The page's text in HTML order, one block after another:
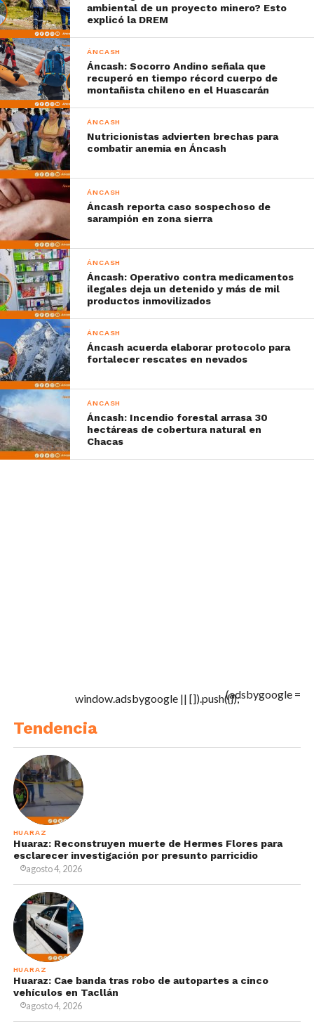
ambiental de un proyecto minero? Esto
explicó la DREM
ÁNCASH
Áncash: Socorro Andino señala que
recuperó en tiempo récord cuerpo de
montañista chileno en el Huascarán
ÁNCASH
Nutricionistas advierten brechas para
combatir anemia en Áncash
ÁNCASH
Áncash reporta caso sospechoso de
sarampión en zona sierra
ÁNCASH
Áncash: Operativo contra medicamentos
ilegales deja un detenido y más de mil
productos inmovilizados
ÁNCASH
Áncash acuerda elaborar protocolo para
fortalecer rescates en nevados
ÁNCASH
Áncash: Incendio forestal arrasa 30
hectáreas de cobertura natural en
Chacas
(adsbygoogle =
window.adsbygoogle || []).push({});
Tendencia
HUARAZ
Huaraz: Reconstruyen muerte de Hermes Flores para
esclarecer investigación por presunto parricidio
agosto 4, 2026
HUARAZ
Huaraz: Cae banda tras robo de autopartes a cinco
vehículos en Tacllán
agosto 4, 2026